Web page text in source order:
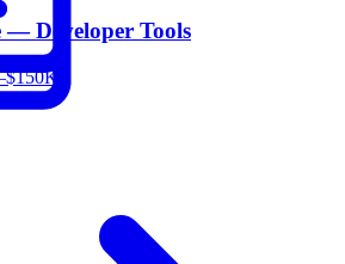
— Developer Tools